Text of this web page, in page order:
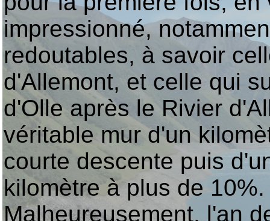
impressionné,
redoutables, à savoir
d'Allemont, et celle qui
d'Olle après le Rivier
véritable mur d'un
courte descente puis
kilomètre à plus de 10%.
Malheureusement, l'an